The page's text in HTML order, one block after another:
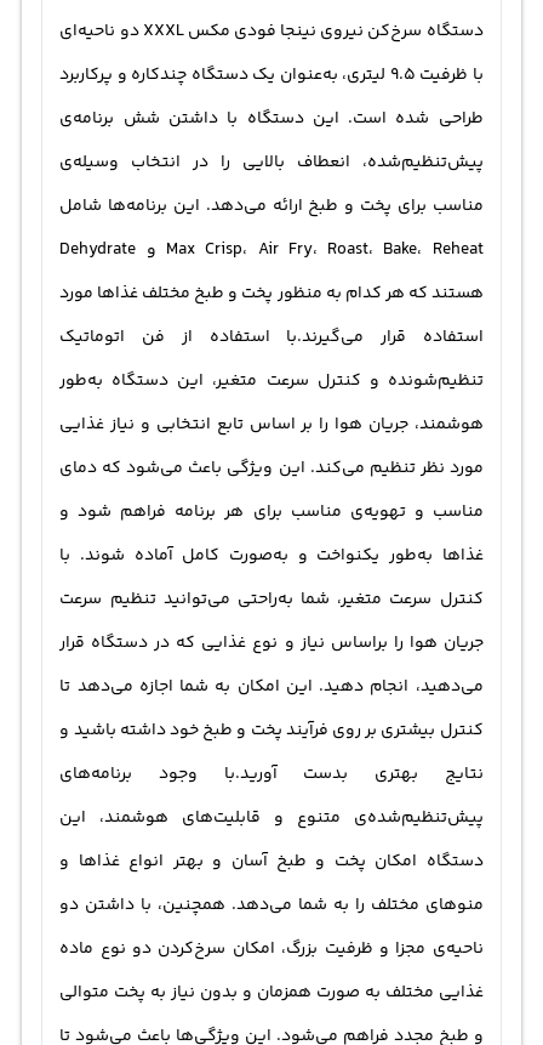
دستگاه سرخ‌کن نیروی نینجا فودی مکس XXXL دو ناحیه‌ای
با ظرفیت 9.5 لیتری، به‌عنوان یک دستگاه چندکاره و پرکاربرد
طراحی شده است. این دستگاه با داشتن شش برنامه‌ی
پیش‌تنظیم‌شده، انعطاف بالایی را در انتخاب وسیله‌ی
مناسب برای پخت و طبخ ارائه می‌دهد. این برنامه‌ها شامل
Max Crisp، Air Fry، Roast، Bake، Reheat و Dehydrate
هستند که هر کدام به منظور پخت و طبخ مختلف غذاها مورد
استفاده قرار می‌گیرند.با استفاده از فن اتوماتیک
تنظیم‌شونده و کنترل سرعت متغیر، این دستگاه به‌طور
هوشمند، جریان هوا را بر اساس تابع انتخابی و نیاز غذایی
مورد نظر تنظیم می‌کند. این ویژگی باعث می‌شود که دمای
مناسب و تهویه‌ی مناسب برای هر برنامه فراهم شود و
غذاها به‌طور یکنواخت و به‌صورت کامل آماده شوند. با
کنترل سرعت متغیر، شما به‌راحتی می‌توانید تنظیم سرعت
جریان هوا را براساس نیاز و نوع غذایی که در دستگاه قرار
می‌دهید، انجام دهید. این امکان به شما اجازه می‌دهد تا
کنترل بیشتری بر روی فرآیند پخت و طبخ خود داشته باشید و
نتایج بهتری بدست آورید.با وجود برنامه‌های
پیش‌تنظیم‌شده‌ی متنوع و قابلیت‌های هوشمند، این
دستگاه امکان پخت و طبخ آسان و بهتر انواع غذاها و
منوهای مختلف را به شما می‌دهد. همچنین، با داشتن دو
ناحیه‌ی مجزا و ظرفیت بزرگ، امکان سرخ‌کردن دو نوع ماده
غذایی مختلف به صورت همزمان و بدون نیاز به پخت متوالی
و طبخ مجدد فراهم می‌شود. این ویژگی‌ها باعث می‌شود تا